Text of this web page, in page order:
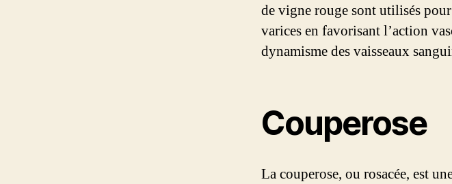
de vigne rouge sont utilisés
varices en favorisant l’action
dynamisme des vaisseaux
Couperose
La couperose, ou rosacée, est